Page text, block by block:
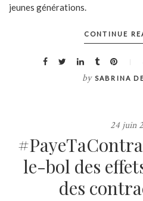
jeunes générations.
CONTINUE
by SABRINA
24 juin
le-bol des
des